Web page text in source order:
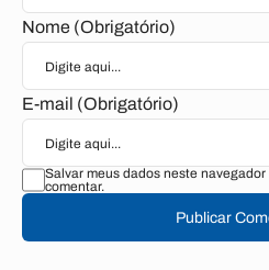
Nome (Obrigatório)
E-mail (Obrigatório)
Salvar meus dados neste
comentar.
Publicar